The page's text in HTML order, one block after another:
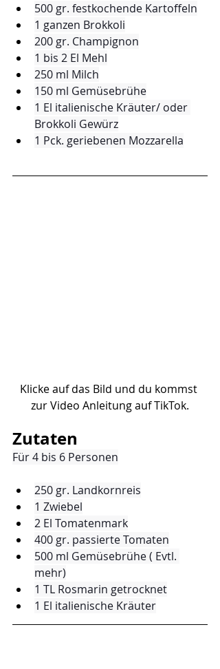
500 gr. festkochende Kartoffeln
1 ganzen Brokkoli
200 gr. Champignon
1 bis 2 El Mehl
250 ml Milch
150 ml Gemüsebrühe
1 El italienische Kräuter/ oder
Brokkoli Gewürz
1 Pck. geriebenen Mozzarella
Klicke auf das Bild und du kommst
zur Video Anleitung auf TikTok.
Zutaten
Für 4 bis 6 Personen
250 gr. Landkornreis
1 Zwiebel
2 El Tomatenmark
400 gr. passierte Tomaten
500 ml Gemüsebrühe ( Evtl.
mehr)
1 TL Rosmarin getrocknet
1 El italienische Kräuter